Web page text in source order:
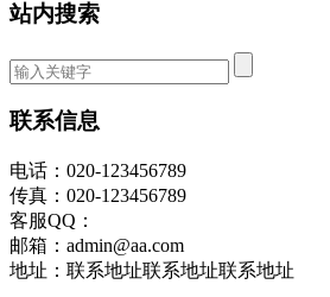
站内搜索
联系信息
电话：020-123456789
传真：020-123456789
客服QQ：
邮箱：admin@aa.com
地址：联系地址联系地址联系地址